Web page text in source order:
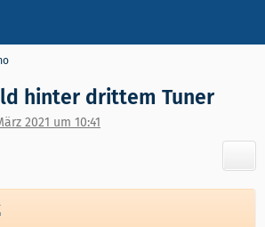
hinter drittem Tuner
2021 um 10:41